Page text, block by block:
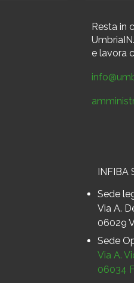
Resta in
e lavora
INFIBA
Sede
Via A.
06029
Sede
Via A.
06034